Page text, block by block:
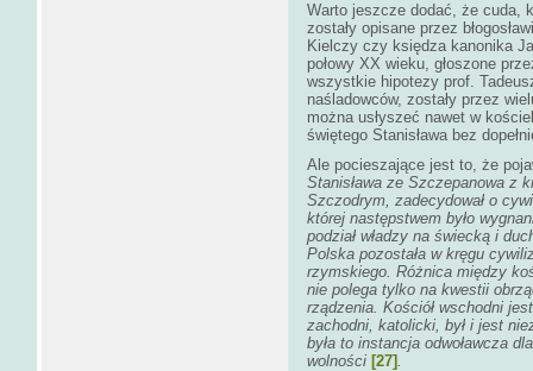
Warto jeszcze dodać, że cuda,
zostały opisane przez
Kielczy czy księdza kanonika
połowy XX wieku, głoszone
wszystkie hipotezy prof.
naśladowców, zostały przez
można usłyszeć nawet w
świętego Stanisława bez
Ale pocieszające jest to, że
Stanisława ze Szczepanowa z
Szczodrym, zadecydował o
której następstwem było
podział władzy na świecką i
Polska pozostała w kręgu
rzymskiego. Różnica między
nie polega tylko na kwestii
rządzenia. Kościół wschodni
zachodni, katolicki, był i jest
była to instancja odwoławcza
wolności [27].